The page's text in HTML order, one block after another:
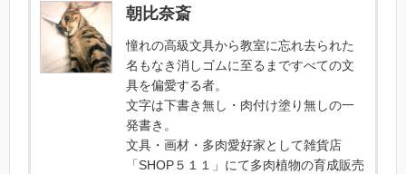
朝比奈斎
憧れの高級文具から教室に忘れ去られた
名もなき消しゴムに至るまですべての文
具を偏愛する者。
文字は下書き無し・肉付け塗り無しの一
発書き。
文具・画材・多肉愛好家として雑貨店
「SHOP５１１」にて多肉植物の育成販売